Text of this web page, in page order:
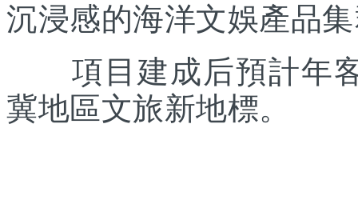
沉浸感的海洋文娛產品
項目建成后預計年客
冀地區文旅新地標。